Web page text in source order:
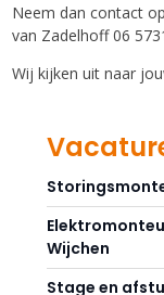
Neem dan contact
van Zadelhoff 06
Wij kijken uit naar
Wijchen
Stage en